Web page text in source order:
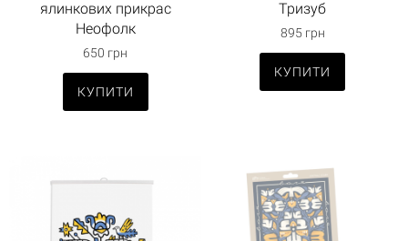
ялинкових прикрас
Неофолк
650 грн
КУПИТИ
Тризуб
895 грн
КУПИТИ